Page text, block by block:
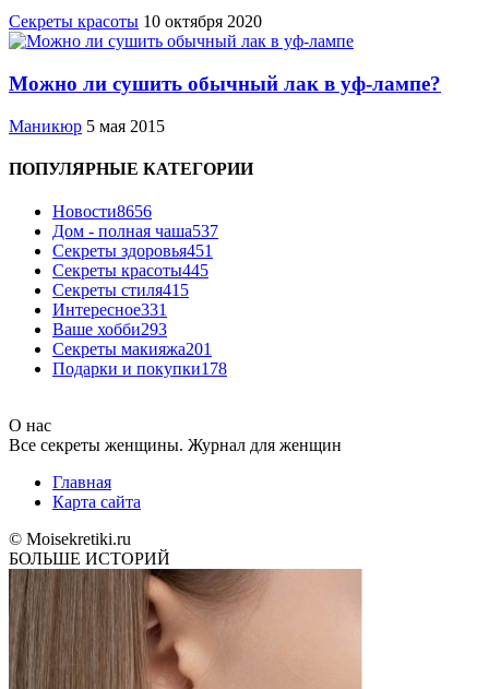
Секреты красоты 10 октября 2020
Можно ли сушить обычный лак в уф-лампе?
Маникюр 5 мая 2015
ПОПУЛЯРНЫЕ КАТЕГОРИИ
Новости8656
Дом - полная чаша537
Cекреты здоровья451
Секреты красоты445
Секреты стиля415
Интересное331
Ваше хобби293
Секреты макияжа201
Подарки и покупки178
О нас
Все секреты женщины. Журнал для женщин
Главная
Карта сайта
© Moisekretiki.ru
БОЛЬШЕ ИСТОРИЙ